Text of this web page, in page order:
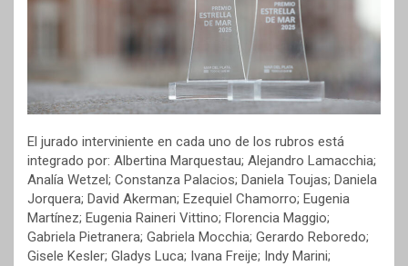
El jurado interviniente en cada uno de los rubros está
integrado por: Albertina Marquestau; Alejandro Lamacchia;
Analía Wetzel; Constanza Palacios; Daniela Toujas; Daniela
Jorquera; David Akerman; Ezequiel Chamorro; Eugenia
Martínez; Eugenia Raineri Vittino; Florencia Maggio;
Gabriela Pietranera; Gabriela Mocchia; Gerardo Reboredo;
Gisele Kesler; Gladys Luca; Ivana Freije; Indy Marini;